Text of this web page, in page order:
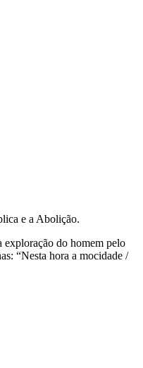
e a Abolição.
exploração do homem pelo
“Nesta hora a mocidade /